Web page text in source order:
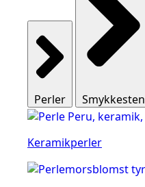
Perler Smykkesten
Keramikperler